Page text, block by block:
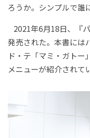
ろうか。シンプルで誰
2021年6月18日、『
発売された。本書には
ド・テ「マミ・ガトー
メニューが紹介されて